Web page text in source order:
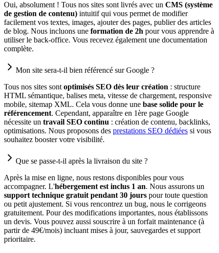
Oui, absolument ! Tous nos sites sont livrés avec un CMS (système
de gestion de contenu) intuitif qui vous permet de modifier
facilement vos textes, images, ajouter des pages, publier des articles
de blog. Nous incluons une formation de 2h pour vous apprendre à
utiliser le back-office. Vous recevez également une documentation
complète.
Mon site sera-t-il bien référencé sur Google ?
Tous nos sites sont optimisés SEO dès leur création : structure
HTML sémantique, balises meta, vitesse de chargement, responsive
mobile, sitemap XML. Cela vous donne une base solide pour le
référencement. Cependant, apparaître en 1ère page Google
nécessite un travail SEO continu : création de contenu, backlinks,
optimisations. Nous proposons des prestations SEO dédiées si vous
souhaitez booster votre visibilité.
Que se passe-t-il après la livraison du site ?
Après la mise en ligne, nous restons disponibles pour vous
accompagner. L'hébergement est inclus 1 an. Nous assurons un
support technique gratuit pendant 30 jours pour toute question
ou petit ajustement. Si vous rencontrez un bug, nous le corrigeons
gratuitement. Pour des modifications importantes, nous établissons
un devis. Vous pouvez aussi souscrire à un forfait maintenance (à
partir de 49€/mois) incluant mises à jour, sauvegardes et support
prioritaire.